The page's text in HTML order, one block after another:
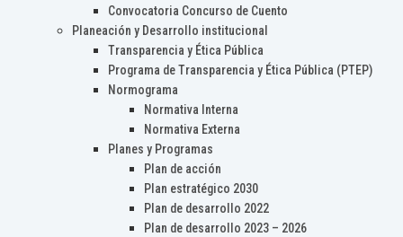
Convocatoria Concurso de Cuento
Planeación y Desarrollo institucional
Transparencia y Ética Pública
Programa de Transparencia y Ética Pública (PTEP)
Normograma
Normativa Interna
Normativa Externa
Planes y Programas
Plan de acción
Plan estratégico 2030
Plan de desarrollo 2022
Plan de desarrollo 2023 – 2026